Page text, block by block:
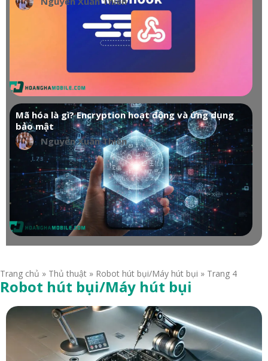
Mã hóa là gì? Encryption hoạt động và ứng dụng
bảo mật
Nguyễn Xuân Thiên
Trang chủ » Thủ thuật » Robot hút bụi/Máy hút bụi » Trang 4
Robot hút bụi/Máy hút bụi